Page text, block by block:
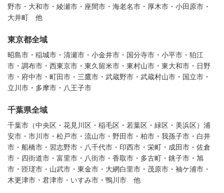
野市・大和市・綾瀬市・座間市・海老名市・厚木市・小田原市・
大井町 他
東京都全域
昭島市・稲城市・清瀬市・小金井市・国分寺市・小平市・狛江
市・調布市・西東京市・東久留米市・東村山市・東大和市・日野
市・府中市・町田市・三鷹市・武蔵野市・武蔵村山市・国立市・
立川市・多摩市・八王子市
千葉県全域
千葉市（中央区・花見川区・稲毛区・若葉区・緑区・美浜区）浦
安市・市川市・松戸市・流山市・野田市・柏市・我孫子市・白井
市・船橋市・習志野市・八千代市・印西市・栄町・成田市・佐倉
市・四街道市・富里市・八街市・香取市・多古町・銚子市・旭
市・匝瑳市・山武市・東金市・大網白里市・茂原市・袖ケ浦市・
木更津市・君津市・いすみ市・鴨川市 他